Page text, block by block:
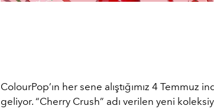
ColourPop’ın her sene alıştığımız 4
geliyor. “Cherry Crush” adı verilen yeni